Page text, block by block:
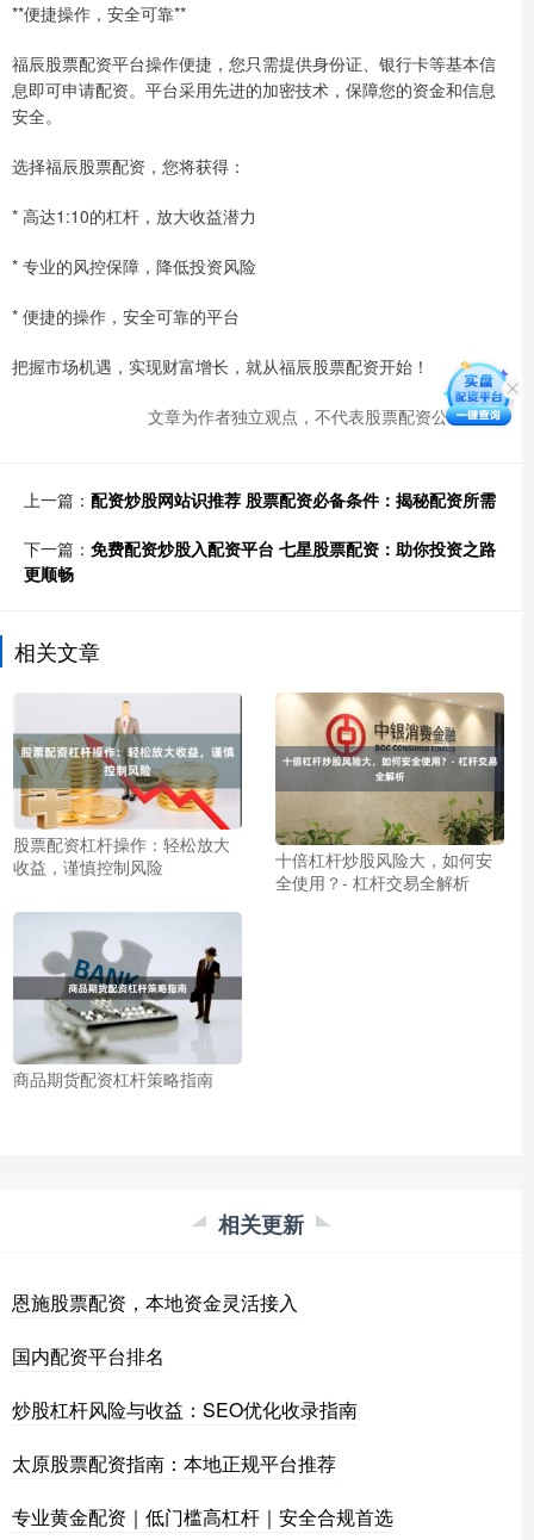
**便捷操作，安全可靠**
福辰股票配资平台操作便捷，您只需提供身份证、银行卡等基本信
息即可申请配资。平台采用先进的加密技术，保障您的资金和信息
安全。
选择福辰股票配资，您将获得：
* 高达1:10的杠杆，放大收益潜力
* 专业的风控保障，降低投资风险
* 便捷的操作，安全可靠的平台
把握市场机遇，实现财富增长，就从福辰股票配资开始！
文章为作者独立观点，不代表股票配资公司观点
上一篇： 配资炒股网站识推荐 股票配资必备条件：揭秘配资所需
下一篇： 免费配资炒股入配资平台 七星股票配资：助你投资之路
更顺畅
相关文章
股票配资杠杆操作：轻松放大
收益，谨慎控制风险
十倍杠杆炒股风险大，如何安
全使用？- 杠杆交易全解析
商品期货配资杠杆策略指南
相关更新
恩施股票配资，本地资金灵活接入
国内配资平台排名
炒股杠杆风险与收益：SEO优化收录指南
太原股票配资指南：本地正规平台推荐
专业黄金配资｜低门槛高杠杆｜安全合规首选